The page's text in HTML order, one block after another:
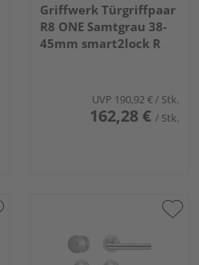
Griffwerk Türgriffpaar
R8 ONE Samtgrau 38-
45mm smart2lock R
UVP 190,92 €/ Stk.
162,28 € / Stk.